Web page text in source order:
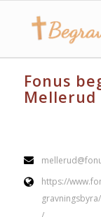
Fonus
Mellerud
https://